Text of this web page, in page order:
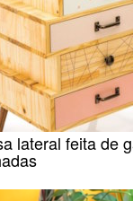
lateral feita de